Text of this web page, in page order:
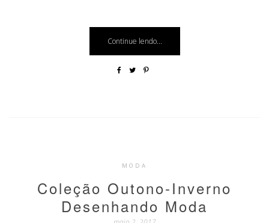
Continue lendo...
MODA
Coleção Outono-Inverno
Desenhando Moda